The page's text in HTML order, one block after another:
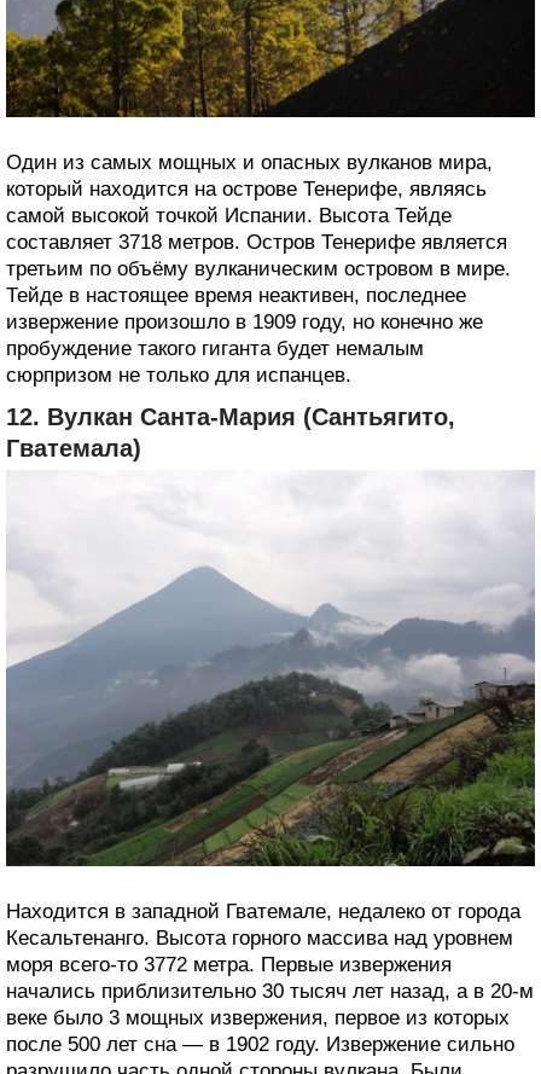
Один из самых мощных и опасных вулканов мира,
который находится на острове Тенерифе, являясь
самой высокой точкой Испании. Высота Тейде
составляет 3718 метров. Остров Тенерифе является
третьим по объёму вулканическим островом в мире.
Тейде в настоящее время неактивен, последнее
извержение произошло в 1909 году, но конечно же
пробуждение такого гиганта будет немалым
сюрпризом не только для испанцев.
12. Вулкан Санта-Мария (Сантьягито,
Гватемала)
Находится в западной Гватемале, недалеко от города
Кесальтенанго. Высота горного массива над уровнем
моря всего-то 3772 метра. Первые извержения
начались приблизительно 30 тысяч лет назад, а в 20-м
веке было 3 мощных извержения, первое из которых
после 500 лет сна — в 1902 году. Извержение сильно